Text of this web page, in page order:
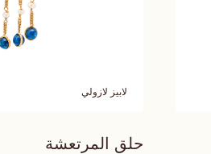
لابيز لازولي
حلق المرتعشة